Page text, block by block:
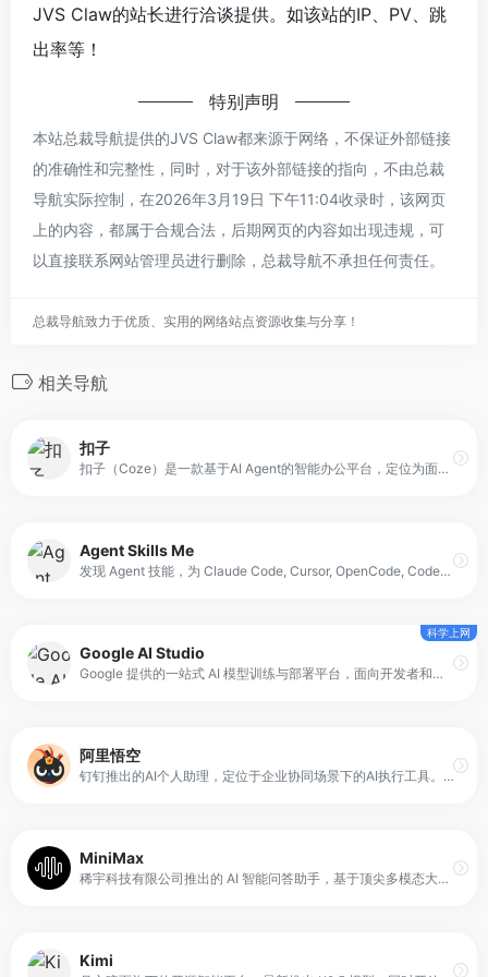
JVS Claw的站长进行洽谈提供。如该站的IP、PV、跳
出率等！
特别声明
本站总裁导航提供的JVS Claw都来源于网络，不保证外部链接
的准确性和完整性，同时，对于该外部链接的指向，不由总裁
导航实际控制，在2026年3月19日 下午11:04收录时，该网页
上的内容，都属于合规合法，后期网页的内容如出现违规，可
以直接联系网站管理员进行删除，总裁导航不承担任何责任。
总裁导航致力于优质、实用的网络站点资源收集与分享！
相关导航
扣子
扣子（Coze）是一款基于AI Agent的智能办公平台，定位为面向个人与企业的“一体化生产力工具”。它将AI写作、PPT生成、网页开发、AI设计等功能整合在同一个平台中，旨在为用户提供高效、安全、便捷的智能办公体验。
Agent Skills Me
发现 Agent 技能，为 Claude Code, Cursor, OpenCode, Codex CLI和 Gemini CLI浏览精选技能。每个技能都能让你的 AI 助手更高效地完成特定任务。人工精选，强调 “精而少”，适合不想自己筛太久的人。
科学上网
Google AI Studio
Google 提供的一站式 AI 模型训练与部署平台，面向开发者和企业用户提供端到端的模型开发体验。它将模型训练、数据管理、实验追踪、部署与应用集成能力集中在同一平台中，帮助用户更高效地构建、管理和上线 AI 应用。
阿里悟空
钉钉推出的AI个人助理，定位于企业协同场景下的AI执行工具。它不仅支持自然语言交互，还具备跨软件操作能力，可以在本地电脑上执行具体任务，例如浏览器操作、数据处理及平台内容发布。
MiniMax
稀宇科技有限公司推出的 AI 智能问答助手，基于顶尖多模态大语言模型打造的智能AI伙伴，支持MCP多智能体协作，让AI团队为你高效解决复杂问题。10倍速获取信息，10倍速解决问题，无论你是学生、职场人士、自由工作者还是创作者，Agent都能随叫随到，一触即用。
Kimi